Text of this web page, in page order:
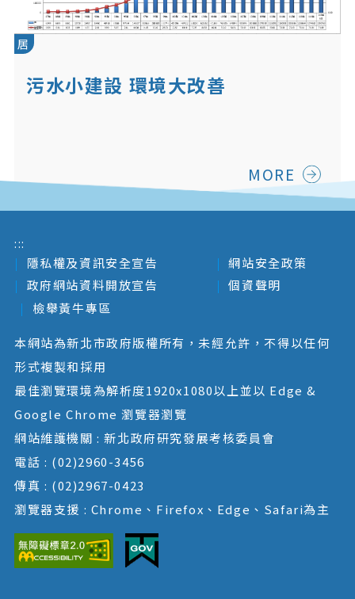
居
污水小建設 環境大改善
MORE
:::
隱私權及資訊安全宣告
網站安全政策
政府網站資料開放宣告
個資聲明
檢舉黃牛專區
本網站為新北市政府版權所有，未經允許，不得以任何
形式複製和採用
最佳瀏覽環境為解析度1920x1080以上並以 Edge &
Google Chrome 瀏覽器瀏覽
網站維護機關 : 新北政府研究發展考核委員會
電話 : (02)2960-3456
傳真 : (02)2967-0423
瀏覽器支援 : Chrome、Firefox、Edge、Safari為主